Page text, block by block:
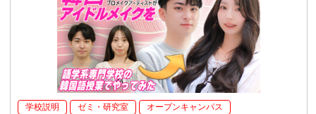
学校説明 ゼミ・研究室
オープンキャンパス